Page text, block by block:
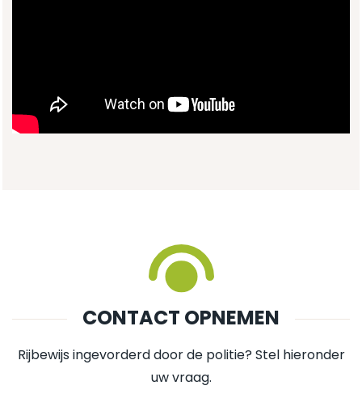
CONTACT OPNEMEN
Rijbewijs ingevorderd door de politie? Stel hieronder
uw vraag.